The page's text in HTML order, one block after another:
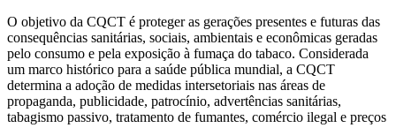
O objetivo da CQCT é proteger as gerações presentes e futuras das
consequências sanitárias, sociais, ambientais e econômicas geradas
pelo consumo e pela exposição à fumaça do tabaco. Considerada
um marco histórico para a saúde pública mundial, a CQCT
determina a adoção de medidas intersetoriais nas áreas de
propaganda, publicidade, patrocínio, advertências sanitárias,
tabagismo passivo, tratamento de fumantes, comércio ilegal e preços